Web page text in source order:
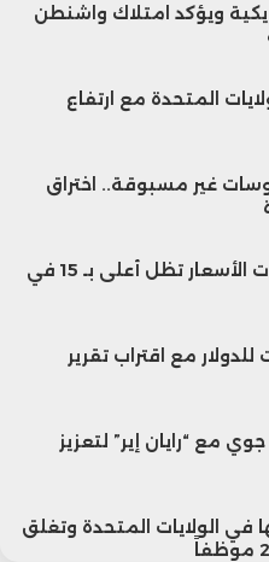
ويؤكد امتلاك واشنطن
المتحدة مع ارتفاع
غير مسبوقة.. اختراق
رغم انحسار التضخم.. مستويات الأسعار تظل أعلى بـ 15 في
مع اقتراب تقرير
مع “رايان إير” لتعزيز
في الولايات المتحدة وتغلق